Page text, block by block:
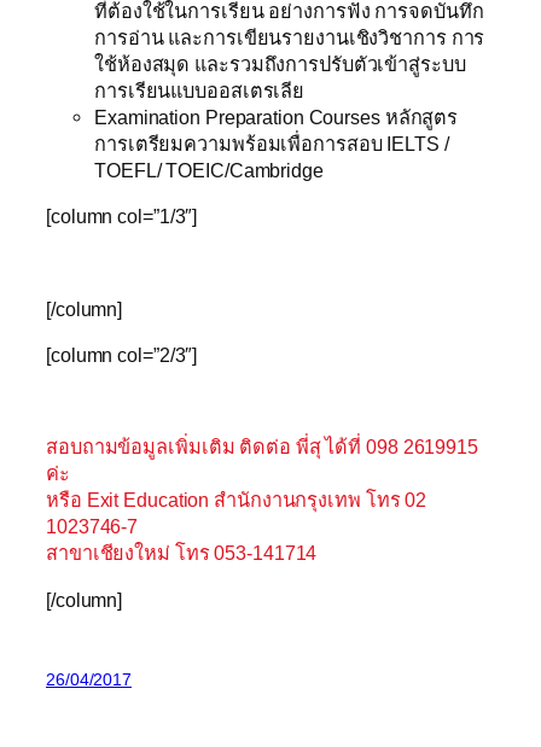
ที่ต้องใช้ในการเรียน อย่างการฟัง การจดบันทึก
การอ่าน และการเขียนรายงานเชิงวิชาการ การ
ใช้ห้องสมุด และรวมถึงการปรับตัวเข้าสู่ระบบ
การเรียนแบบออสเตรเลีย
Examination Preparation Courses หลักสูตร
การเตรียมความพร้อมเพื่อการสอบ IELTS /
TOEFL/ TOEIC/Cambridge
[column col=”1/3″]
[/column]
[column col=”2/3″]
สอบถามข้อมูลเพิ่มเติม ติดต่อ พี่สุ ได้ที่ 098 2619915
ค่ะ
หรือ Exit Education สำนักงานกรุงเทพ โทร 02
1023746-7
สาขาเชียงใหม่ โทร 053-141714
[/column]
26/04/2017